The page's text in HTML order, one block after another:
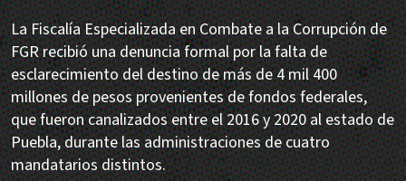
La Fiscalía Especializada en Combate a la Corrupción de
FGR recibió una denuncia formal por la falta de
esclarecimiento del destino de más de 4 mil 400
millones de pesos provenientes de fondos federales,
que fueron canalizados entre el 2016 y 2020 al estado de
Puebla, durante las administraciones de cuatro
mandatarios distintos.